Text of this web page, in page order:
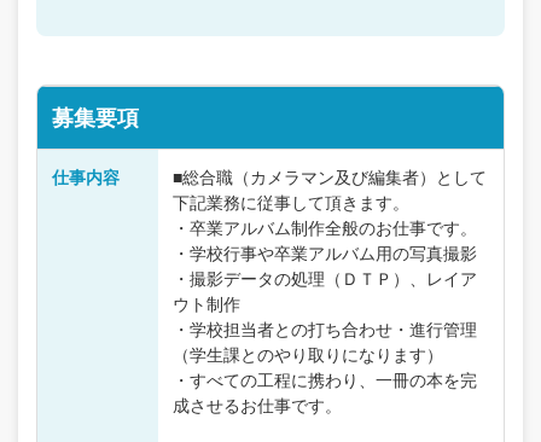
募集要項
仕事内容
■総合職（カメラマン及び編集者）として
下記業務に従事して頂きます。
・卒業アルバム制作全般のお仕事です。
・学校行事や卒業アルバム用の写真撮影
・撮影データの処理（ＤＴＰ）、レイア
ウト制作
・学校担当者との打ち合わせ・進行管理
（学生課とのやり取りになります）
・すべての工程に携わり、一冊の本を完
成させるお仕事です。